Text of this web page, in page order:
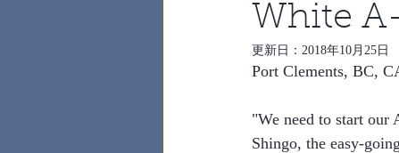
White
更新日： 2018年10月25日
Port Clements, BC,
"We need to start our
Shingo, the easy-